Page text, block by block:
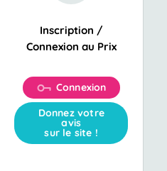
Inscription /
Connexion au Prix
Connexion
Donnez votre
avis
sur le site !